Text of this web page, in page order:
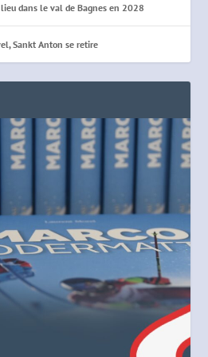
dans le val de Bagnes en 2028
Sankt Anton se retire